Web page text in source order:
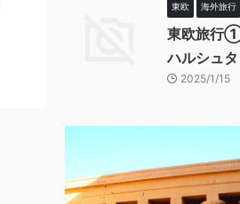
東欧 海外旅行
東欧旅行
ハルシュタ
2025/1/15